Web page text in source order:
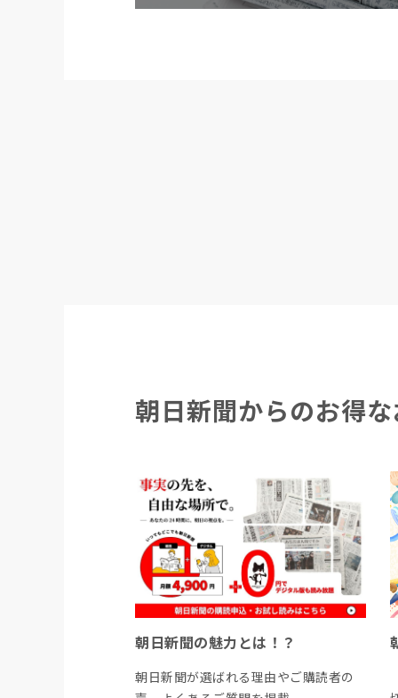
朝日新聞からのお得
朝日新聞の魅力とは！？
朝日新聞が選ばれる理由やご購読者の